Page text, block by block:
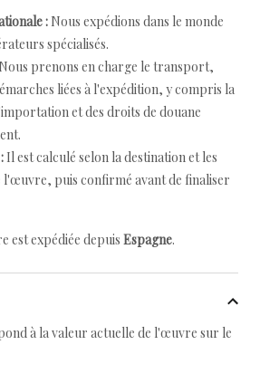
: Nous expédions dans le monde
spécialisés.
Nous prenons en charge le transport,
liées à l'expédition, y compris la
et des droits de douane
Il est calculé selon la destination et les
l'œuvre, puis confirmé avant de finaliser
est expédiée depuis Espagne.
à la valeur actuelle de l'œuvre sur le